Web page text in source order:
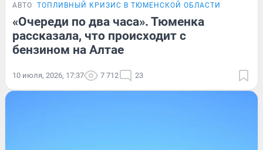
АВТО ТОПЛИВНЫЙ КРИЗИС В ТЮМЕНСКОЙ ОБЛАСТИ
«Очереди по два часа». Тюменка
рассказала, что происходит с
бензином на Алтае
10 июля, 2026, 17:37 7 712 23